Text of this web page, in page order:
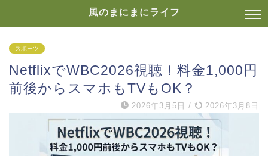
風のまにまにライフ
スポーツ
NetflixでWBC2026視聴！料金1,000円
前後からスマホもTVもOK？
2026年3月5日 / 2026年3月8日